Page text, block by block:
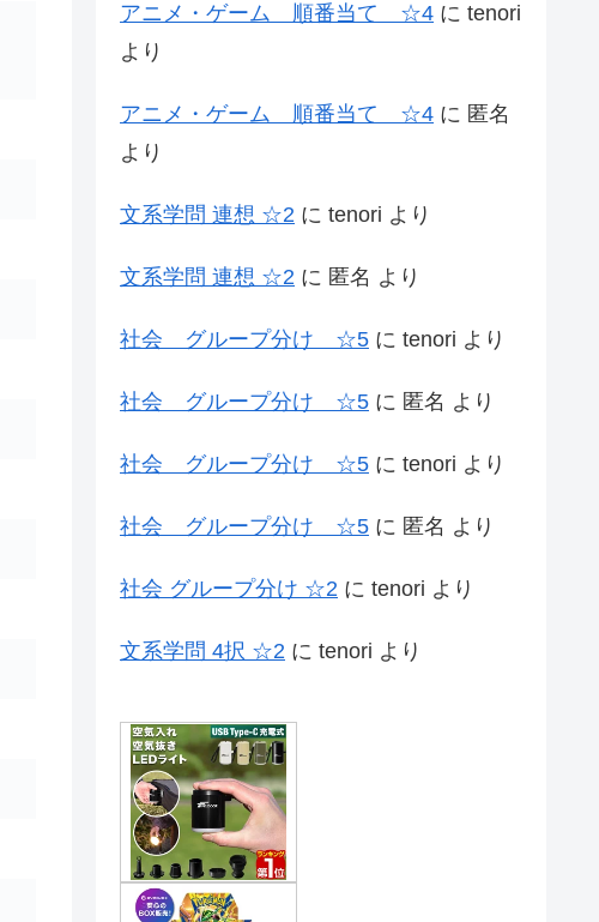
アニメ・ゲーム 順番当て ☆4 に tenori
より
アニメ・ゲーム 順番当て ☆4 に 匿名
より
文系学問 連想 ☆2 に tenori より
文系学問 連想 ☆2 に 匿名 より
社会 グループ分け ☆5 に tenori より
社会 グループ分け ☆5 に 匿名 より
社会 グループ分け ☆5 に tenori より
社会 グループ分け ☆5 に 匿名 より
社会 グループ分け ☆2 に tenori より
文系学問 4択 ☆2 に tenori より